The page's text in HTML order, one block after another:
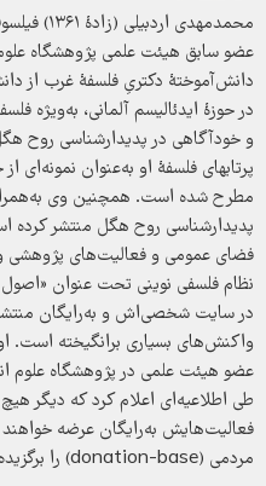
محمدمهدی
عضو سابق هیئت علمی پژوهشگاه
دانش‌آموختهٔ دکتریِ فلسفهٔ غرب از
در حوزهٔ ایدئالیسم آلمانی، به‌ویژه
و خودآگاهی در پدیدارشناسی روح
پرتابهای فلسفهٔ او به‌عنوان نمونه‌ای
مطرح شده است. همچنین وی
پدیدارشناسی روح هگل منتشر کرده
نظام فلسفی نوینی تحت عنوان «اصول
در سایت شخصی‌اش و به‌رایگان
واکنش‌های بسیاری برانگیخته
عضو هیئت علمی در پژوهشگاه علوم
طی اطلاعیه‌ای اعلام کرد که دیگر
فعالیت‌هایش به‌رایگان عرضه
مردمی (donation-base) را برگزیده است.